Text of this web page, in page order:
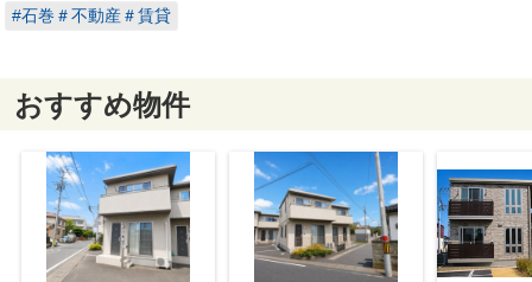
#石巻＃不動産＃賃貸
おすすめ物件